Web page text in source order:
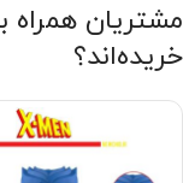
مشتریان همراه
خریده‌اند؟